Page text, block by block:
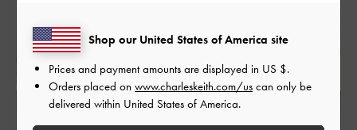
Shop our United States of America site
Prices and payment amounts are displayed in US $.
Orders placed on www.charleskeith.com/us can only be
delivered within United States of America.